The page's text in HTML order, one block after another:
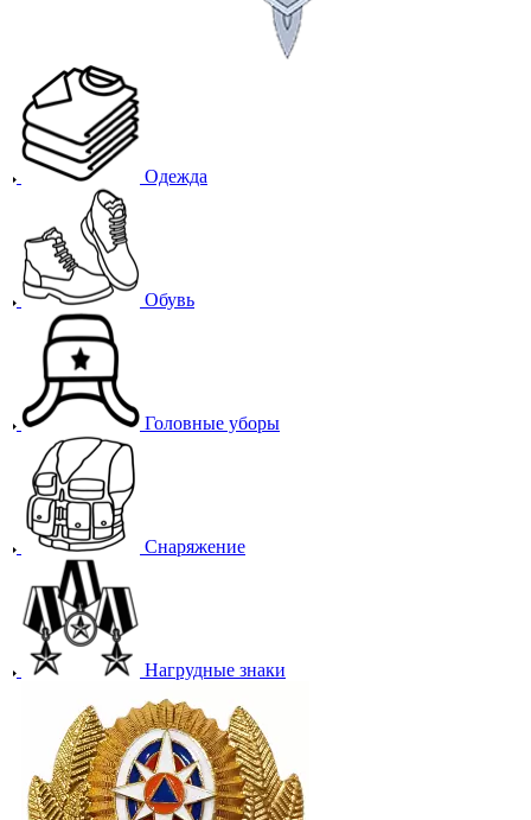
Одежда
Обувь
Головные уборы
Снаряжение
Нагрудные знаки